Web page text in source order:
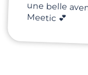
Meetic 💕